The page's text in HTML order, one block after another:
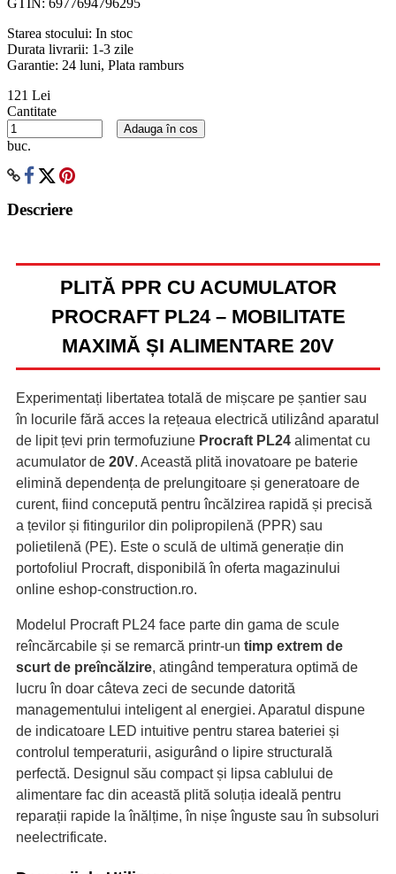
Starea stocului: In stoc
Durata livrarii: 1-3 zile
Garantie: 24 luni, Plata ramburs
121 Lei
Cantitate
buc.
Adauga în cos
Descriere
PLITĂ PPR CU ACUMULATOR
PROCRAFT PL24 – MOBILITATE
MAXIMĂ ȘI ALIMENTARE 20V
Experimentați libertatea totală de mișcare pe șantier sau
în locurile fără acces la rețeaua electrică utilizând aparatul
de lipit țevi prin termofuziune Procraft PL24 alimentat cu
acumulator de 20V. Această plită inovatoare pe baterie
elimină dependența de prelungitoare și generatoare de
curent, fiind concepută pentru încălzirea rapidă și precisă
a țevilor și fitingurilor din polipropilenă (PPR) sau
polietilenă (PE). Este o sculă de ultimă generație din
portofoliul Procraft, disponibilă în oferta magazinului
online eshop-construction.ro.
Modelul Procraft PL24 face parte din gama de scule
reîncărcabile și se remarcă printr-un timp extrem de
scurt de preîncălzire, atingând temperatura optimă de
lucru în doar câteva zeci de secunde datorită
managementului inteligent al energiei. Aparatul dispune
de indicatoare LED intuitive pentru starea bateriei și
controlul temperaturii, asigurând o lipire structurală
perfectă. Designul său compact și lipsa cablului de
alimentare fac din această plită soluția ideală pentru
reparații rapide la înălțime, în nișe înguste sau în subsoluri
neelectrificate.